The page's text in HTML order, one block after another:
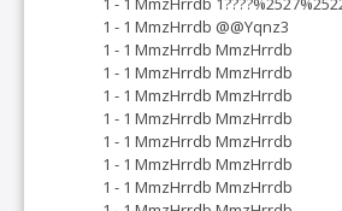
1 - 1 MmzHrrdb @@Yqnz3
1 - 1 MmzHrrdb MmzHrrdb
1 - 1 MmzHrrdb MmzHrrdb
1 - 1 MmzHrrdb MmzHrrdb
1 - 1 MmzHrrdb MmzHrrdb
1 - 1 MmzHrrdb MmzHrrdb
1 - 1 MmzHrrdb MmzHrrdb
1 - 1 MmzHrrdb MmzHrrdb